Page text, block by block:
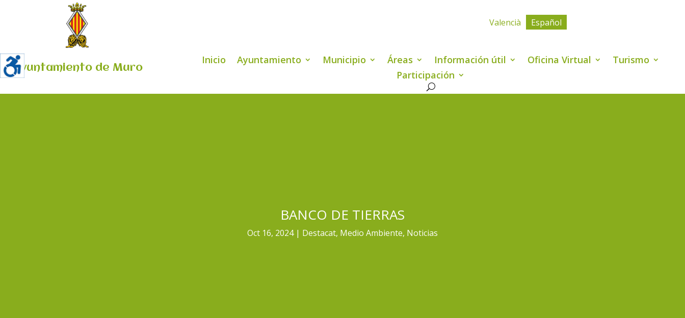
Ayuntamiento de Muro
Valencià Español
Inicio Ayuntamiento Municipio Áreas Información útil Oficina Virtual
Turismo
Participación
BANCO DE TIERRAS
Oct 16, 2024 Destacat, Medio Ambiente, Noticias